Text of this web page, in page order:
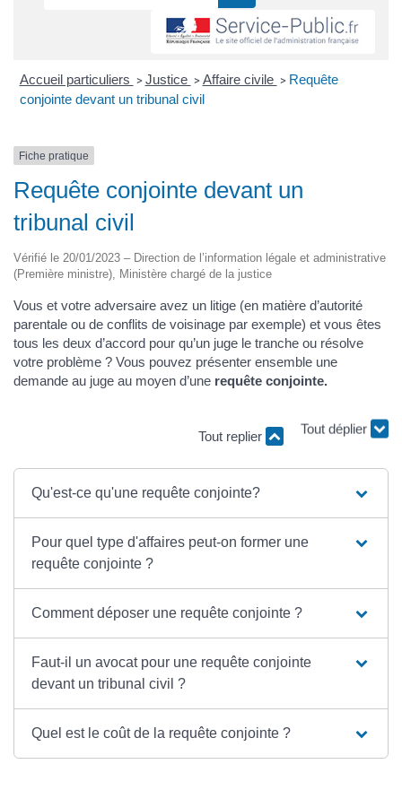
Accueil particuliers > Justice > Affaire civile > Requête
conjointe devant un tribunal civil
Fiche pratique
Requête conjointe devant un
tribunal civil
Vérifié le 20/01/2023 – Direction de l’information légale et administrative
(Première ministre), Ministère chargé de la justice
Vous et votre adversaire avez un litige (en matière d’autorité
parentale ou de conflits de voisinage par exemple) et vous êtes
tous les deux d’accord pour qu’un juge le tranche ou résolve
votre problème ? Vous pouvez présenter ensemble une
demande au juge au moyen d’une requête conjointe.
Tout replier
Qu'est-ce qu'une requête conjointe?
Pour quel type d'affaires peut-on former une
requête conjointe ?
Comment déposer une requête conjointe ?
Faut-il un avocat pour une requête conjointe
devant un tribunal civil ?
Quel est le coût de la requête conjointe ?